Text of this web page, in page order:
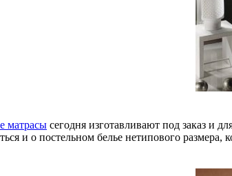
матрасы сегодня изготавливают под заказ и
и о постельном белье нетипового